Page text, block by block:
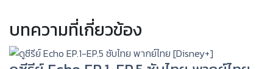
บทความที่เกี่ยวข้อง